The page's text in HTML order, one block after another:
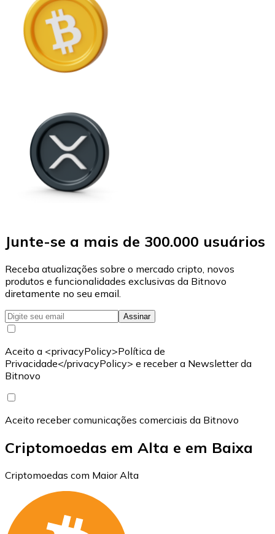
Junte-se a mais de 300.000 usuários
Receba atualizações sobre o mercado cripto, novos
produtos e funcionalidades exclusivas da Bitnovo
diretamente no seu email.
Assinar
Aceito a <privacyPolicy>Política de
Privacidade</privacyPolicy> e receber a Newsletter da
Bitnovo
Aceito receber comunicações comerciais da Bitnovo
Criptomoedas em Alta e em Baixa
Criptomoedas com Maior Alta